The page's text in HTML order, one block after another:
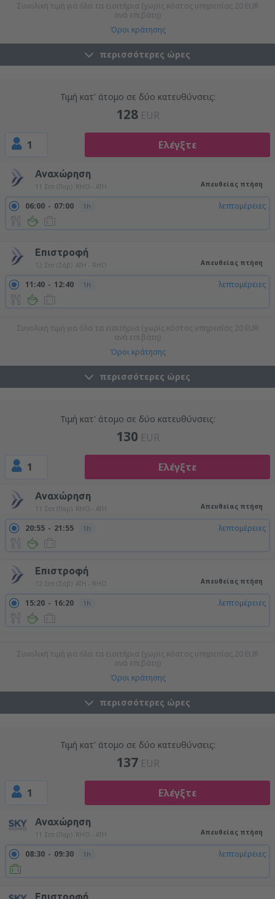
Συνολική τιμή για όλα τα εισιτήρια (χωρίς κόστος υπηρεσίας 20 EUR
ανά επιβάτη)
Όροι κράτησης
περισσότερες ώρες
Τιμή κατ' άτομο σε δύο κατευθύνσεις:
128 EUR
1 Ελέγξτε
Αναχώρηση
11 Σεπ (Παρ) RHO - ATH Απευθείας πτήση
06:00 07:00 1h λεπτομέρειες
Επιστροφή
12 Σεπ (Σάβ) ATH - RHO Απευθείας πτήση
11:40 12:40 1h λεπτομέρειες
Συνολική τιμή για όλα τα εισιτήρια (χωρίς κόστος υπηρεσίας 20 EUR
ανά επιβάτη)
Όροι κράτησης
περισσότερες ώρες
Τιμή κατ' άτομο σε δύο κατευθύνσεις:
130 EUR
1 Ελέγξτε
Αναχώρηση
11 Σεπ (Παρ) RHO - ATH Απευθείας πτήση
20:55 21:55 1h λεπτομέρειες
Επιστροφή
12 Σεπ (Σάβ) ATH - RHO Απευθείας πτήση
15:20 16:20 1h λεπτομέρειες
Συνολική τιμή για όλα τα εισιτήρια (χωρίς κόστος υπηρεσίας 20 EUR
ανά επιβάτη)
Όροι κράτησης
περισσότερες ώρες
Τιμή κατ' άτομο σε δύο κατευθύνσεις:
137 EUR
1 Ελέγξτε
Αναχώρηση
11 Σεπ (Παρ) RHO - ATH Απευθείας πτήση
08:30 09:30 1h λεπτομέρειες
Επιστροφή